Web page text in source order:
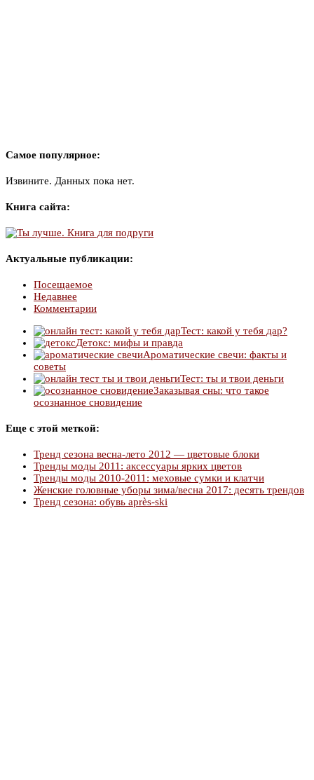
Самое популярное:
Извините. Данных пока нет.
Книга сайта:
Актуальные публикации:
Посещаемое
Недавнее
Комментарии
Тест: какой у тебя дар?
Детокс: мифы и правда
Ароматические свечи: факты и
советы
Тест: ты и твои деньги
Заказывая сны: что такое
осознанное сновидение
Еще с этой меткой:
Тренд сезона весна-лето 2012 — цветовые блоки
Тренды моды 2011: аксессуары ярких цветов
Тренды моды 2010-2011: меховые сумки и клатчи
Женские головные уборы зима/весна 2017: десять трендов
Тренд сезона: обувь après-ski